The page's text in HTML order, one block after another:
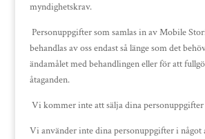
myndighetskrav.
Personuppgifter som samlas in av Mobile
behandlas av oss endast så länge som det
ändamålet med behandlingen eller för att
åtaganden.
Vi kommer inte att sälja dina personuppgifter
Vi använder inte dina personuppgifter i något